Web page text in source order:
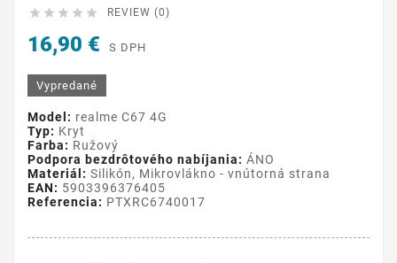
     REVIEW (0)
16,90 € S DPH
Vypredané
Model: realme C67 4G
Typ: Kryt
Farba: Ružový
Podpora bezdrôtového nabíjania: ÁNO
Materiál: Silikón, Mikrovlákno - vnútorná strana
EAN: 5903396376405
Referencia: PTXRC6740017